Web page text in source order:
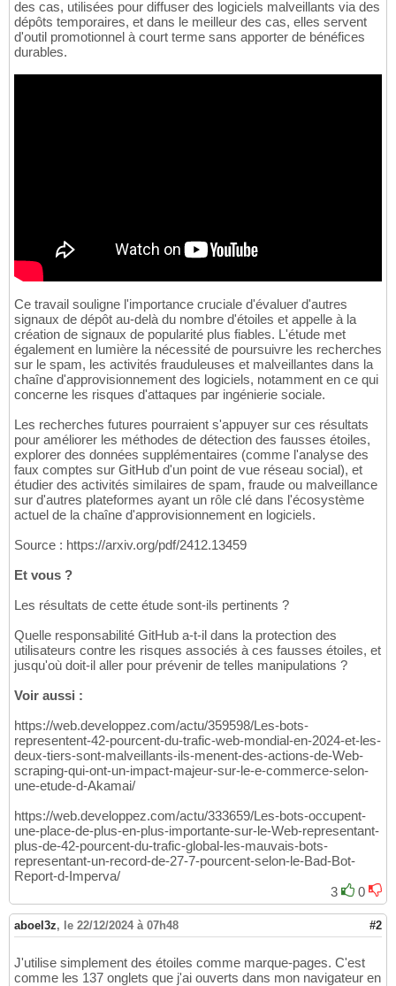
des cas, utilisées pour diffuser des logiciels malveillants via des
dépôts temporaires, et dans le meilleur des cas, elles servent
d'outil promotionnel à court terme sans apporter de bénéfices
durables.
Ce travail souligne l'importance cruciale d'évaluer d'autres
signaux de dépôt au-delà du nombre d'étoiles et appelle à la
création de signaux de popularité plus fiables. L'étude met
également en lumière la nécessité de poursuivre les recherches
sur le spam, les activités frauduleuses et malveillantes dans la
chaîne d'approvisionnement des logiciels, notamment en ce qui
concerne les risques d'attaques par ingénierie sociale.
Les recherches futures pourraient s'appuyer sur ces résultats
pour améliorer les méthodes de détection des fausses étoiles,
explorer des données supplémentaires (comme l'analyse des
faux comptes sur GitHub d'un point de vue réseau social), et
étudier des activités similaires de spam, fraude ou malveillance
sur d'autres plateformes ayant un rôle clé dans l'écosystème
actuel de la chaîne d'approvisionnement en logiciels.
Source : https://arxiv.org/pdf/2412.13459
Et vous ?
Les résultats de cette étude sont-ils pertinents ?
Quelle responsabilité GitHub a-t-il dans la protection des
utilisateurs contre les risques associés à ces fausses étoiles, et
jusqu'où doit-il aller pour prévenir de telles manipulations ?
Voir aussi :
https://web.developpez.com/actu/359598/Les-bots-
representent-42-pourcent-du-trafic-web-mondial-en-2024-et-les-
deux-tiers-sont-malveillants-ils-menent-des-actions-de-Web-
scraping-qui-ont-un-impact-majeur-sur-le-e-commerce-selon-
une-etude-d-Akamai/
https://web.developpez.com/actu/333659/Les-bots-occupent-
une-place-de-plus-en-plus-importante-sur-le-Web-representant-
plus-de-42-pourcent-du-trafic-global-les-mauvais-bots-
representant-un-record-de-27-7-pourcent-selon-le-Bad-Bot-
Report-d-Imperva/
3
0
aboel3z, le 22/12/2024 à 07h48 #2
J'utilise simplement des étoiles comme marque-pages. C'est
comme les 137 onglets que j'ai ouverts dans mon navigateur en